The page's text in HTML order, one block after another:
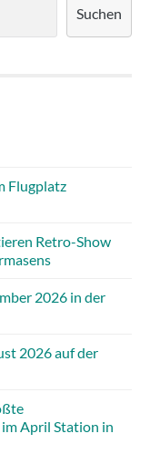
Suchen
Flugplatz
Retro-Show
2026 in der
2026 auf der
April Station in